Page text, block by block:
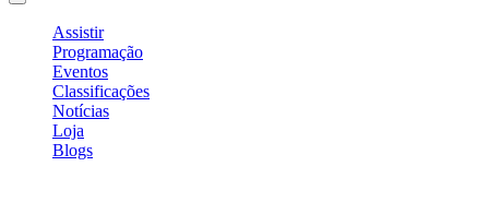
Assistir
Programação
Eventos
Classificações
Notícias
Loja
Blogs